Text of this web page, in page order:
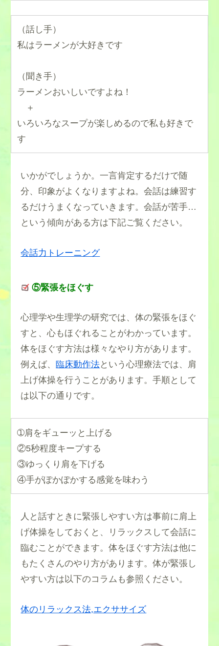
（話し手）
私はラーメンが大好きです
（聞き手）
ラーメンおいしいですよね！
＋
いろいろなスープが楽しめるので私も好きで
す
いかがでしょうか。一言肯定するだけで随
分、印象がよくなりますよね。会話は練習す
るだけうまくなっていきます。会話が苦手…
という傾向がある方は下記ご覧ください。
会話力トレーニング
⑤緊張をほぐす
心理学や生理学の研究では、体の緊張をほぐ
すと、心もほぐれることがわかっています。
体をほぐす方法は様々なやり方があります。
例えば、 臨床動作法という心理療法では、肩
上げ体操を行うことがあります。手順として
は以下の通りです。
➀肩をギューッと上げる
②5秒程度キープする
③ゆっくり肩を下げる
④手がぽかぽかする感覚を味わう
人と話すときに緊張しやすい方は事前に肩上
げ体操をしておくと、リラックスして会話に
臨むことができます。体をほぐす方法は他に
もたくさんのやり方があります。体が緊張し
やすい方は以下のコラムも参照ください。
体のリラックス法,エクササイズ